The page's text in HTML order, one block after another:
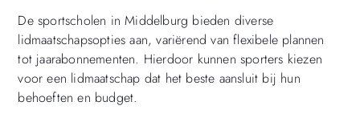
De sportscholen in Middelburg bieden diverse
lidmaatschapsopties aan, variërend van flexibele plannen
tot jaarabonnementen. Hierdoor kunnen sporters kiezen
voor een lidmaatschap dat het beste aansluit bij hun
behoeften en budget.